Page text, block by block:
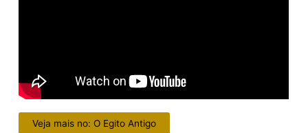
Veja mais no: O Egito Antigo